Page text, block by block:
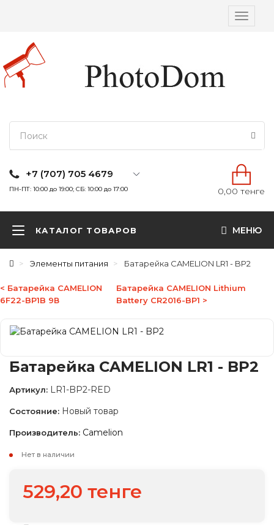
Вкл/
+7 (707) 705 4679
ПН-ПТ: 10:00 до 19:00; СБ: 10:00 до 17:00 0,00 тенге
КАТАЛОГ ТОВАРОВ МЕНЮ
Элементы питания Батарейка CAMELION LR1 - BP2
< Батарейка CAMELION
6F22-BP1B 9В
Батарейка CAMELION Lithium
Battery CR2016-BP1 >
Батарейка CAMELION LR1 - BP2
Артикул: LR1-BP2-RED
Состояние: Новый товар
Производитель: Camelion
Нет в наличии
529,20 тенге